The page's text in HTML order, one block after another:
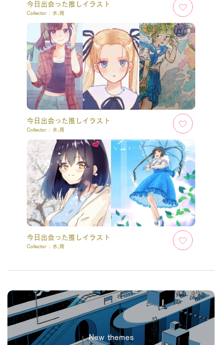
今日出会った推しイラスト
Collector : 水;雨
今日出会った推しイラスト
Collector : 水;雨
今日出会った推しイラスト
Collector : 水;雨
New themes